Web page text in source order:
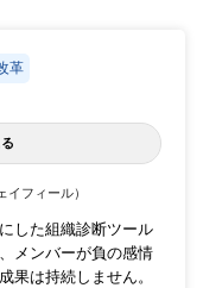
革
イフィール）
した組織診断ツール
メンバーが負の感情
果は持続しません。